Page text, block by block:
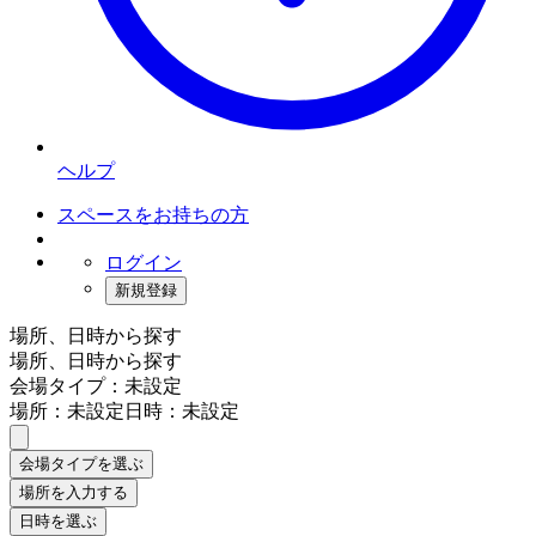
ヘルプ
スペースをお持ちの方
ログイン
新規登録
場所、日時から探す
場所、日時から探す
会場タイプ：未設定
場所：未設定日時：未設定
会場タイプを選ぶ
場所を入力する
日時を選ぶ